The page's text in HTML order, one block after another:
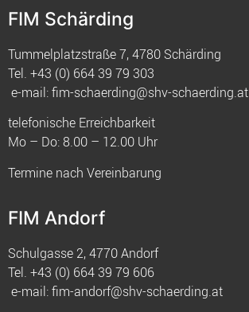
FIM Schärding
Tummelplatzstraße 7, 4780 Schärding
Tel. +43 (0) 664 39 79 303
e-mail:fim-schaerding@shv-schaerding.at
telefonische Erreichbarkeit
Mo – Do: 8.00 – 12.00 Uhr
Termine nach Vereinbarung
FIM Andorf
Schulgasse 2, 4770 Andorf
Tel. +43 (0) 664 39 79 606
e-mail:fim-andorf@shv-schaerding.at